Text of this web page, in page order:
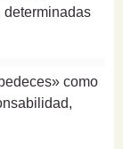
determinadas
como